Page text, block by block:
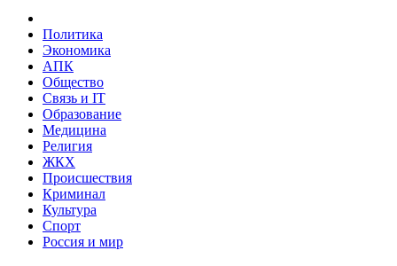
Политика
Экономика
АПК
Общество
Связь и IT
Образование
Медицина
Религия
ЖКХ
Происшествия
Криминал
Культура
Спорт
Россия и мир